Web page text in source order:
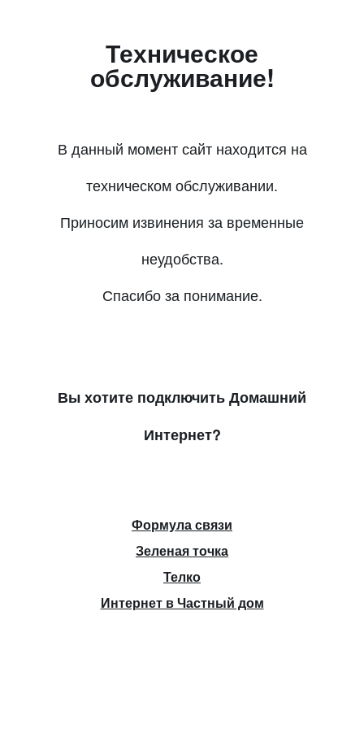
Техническое
обслуживание!
В данный момент сайт находится на
техническом обслуживании.
Приносим извинения за временные
неудобства.
Спасибо за понимание.
Вы хотите подключить Домашний
Интернет?
Формула связи
Зеленая точка
Телко
Интернет в Частный дом